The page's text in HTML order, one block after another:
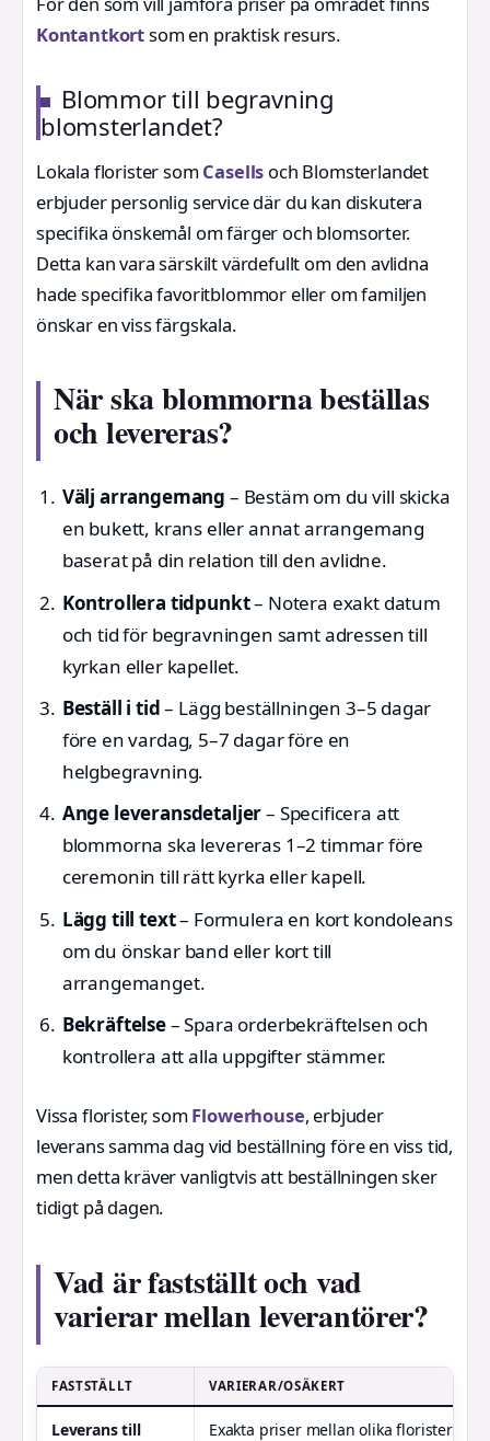
Kontantkortsom en praktisk resurs.
Blommor till begravning
blomsterlandet?
Lokala florister somCasells och Blomsterlandet
erbjuder personlig service där du kan diskutera
specifika önskemål om färger och blomsorter.
Detta kan vara särskilt värdefullt om den avlidna
hade specifika favoritblommor eller om familjen
önskar en viss färgskala.
När ska blommorna beställas
och levereras?
Välj arrangemang – Bestäm om du vill skicka
en bukett, krans eller annat arrangemang
baserat på din relation till den avlidne.
Kontrollera tidpunkt– Notera exakt datum
och tid för begravningen samt adressen till
kyrkan eller kapellet.
Beställ i tid– Lägg beställningen 3–5 dagar
före en vardag, 5–7 dagar före en
helgbegravning.
Ange leveransdetaljer– Specificera att
blommorna ska levereras 1–2 timmar före
ceremonin till rätt kyrka eller kapell.
Lägg till text– Formulera en kort kondoleans
om du önskar band eller kort till
arrangemanget.
Bekräftelse– Spara orderbekräftelsen och
kontrollera att alla uppgifter stämmer.
Vissa florister, somFlowerhouse, erbjuder
leverans samma dag vid beställning före en viss tid,
men detta kräver vanligtvis att beställningen sker
tidigt på dagen.
Vad är fastställt och vad
varierar mellan leverantörer?
FASTSTÄLLT VARIERAR/OSÄKERT
Leverans till
Exakta priser mellan olika florister